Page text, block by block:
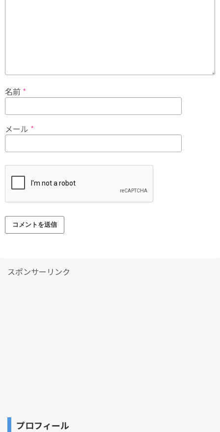
名前 *
メール *
スポンサーリンク
プロフィール